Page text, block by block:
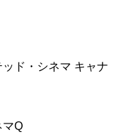
ッド・シネマ キャナ
マQ